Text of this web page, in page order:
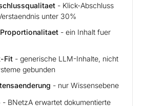
- Klick-Abschluss
unter 30%
- ein Inhalt fuer
Fit - generische LLM-Inhalte, nicht
gebunden
- nur Wissensebene
- BNetzA erwartet dokumentierte